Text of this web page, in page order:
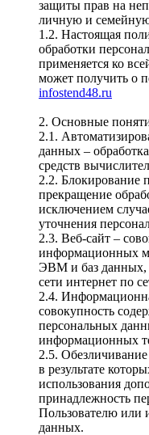
защиты прав на
личную и
1.2. Настоящая
обработки
применяется ко
может получить о
infostend48.ru
2. Основные
2.1.
данных –
средств
2.2. Блокирование
прекращение
исключением
уточнения
2.3. Веб-сайт –
информационных
ЭВМ и баз данных,
сети интернет по
2.4.
совокупность
персональных
информационных
2.5.
в результате
использования
принадлежность
Пользователю или
данных.